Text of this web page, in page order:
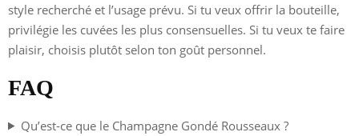
style recherché et l’usage prévu. Si tu veux offrir la bouteille,
privilégie les cuvées les plus consensuelles. Si tu veux te faire
plaisir, choisis plutôt selon ton goût personnel.
FAQ
Qu’est-ce que le Champagne Gondé Rousseaux ?